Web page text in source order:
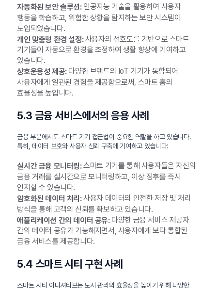
자동화된 보안 솔루션:인공지능 기술을 활용하여 사용자
행동을 학습하고, 위험한 상황을 탐지하는 보안 시스템이
도입되었습니다.
개인 맞춤형 환경 설정:사용자의 선호도를 기반으로 스마트
기기들이 자동으로 환경을 조정하여 생활 향상에 기여하고
있습니다.
상호운용성 제공:다양한 브랜드의 IoT 기기가 통합되어
사용자에게 일관된 경험을 제공함으로써, 스마트 홈의
효율성을 높입니다.
5.3 금융 서비스에서의 응용 사례
금융 부문에서도 스마트 기기 접근법이 중요한 역할을 하고 있습니다.
특히, 데이터 보호와 사용자 신뢰 구축에 기여하고 있습니다:
실시간 금융 모니터링:스마트 기기를 통해 사용자들은 자신의
금융 거래를 실시간으로 모니터링하고, 이상 징후를 즉시
인지할 수 있습니다.
암호화된 데이터 처리:사용자 데이터의 안전한 저장 및 처리
방식을 통해 고객의 신뢰를 확보하고 있습니다.
애플리케이션 간의 데이터 공유:다양한 금융 서비스 제공자
간의 데이터 공유가 가능해지면서, 사용자에게 보다 통합된
금융 서비스를 제공합니다.
5.4 스마트 시티 구현 사례
스마트 시티 이니셔티브는 도시 관리의 효율성을 높이기 위해 다양한